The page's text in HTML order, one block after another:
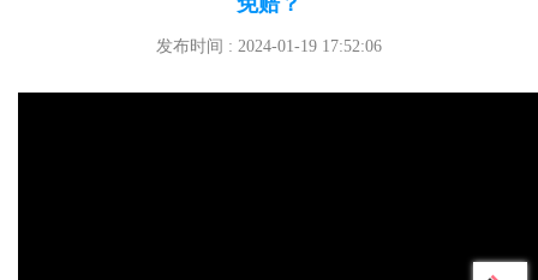
发布时间 : 2024-01-19 17:52:06